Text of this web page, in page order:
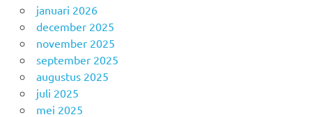
januari 2026
december 2025
november 2025
september 2025
augustus 2025
juli 2025
mei 2025